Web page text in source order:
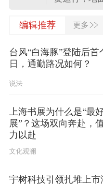
“白海豚”将
驾校抱团涨
国市场监管
“白海豚”疯
灾害防御Ⅳ
编辑推荐 更多 >>
台风“白海豚”登陆后首
日，通勤路况如何？
说法
上海书展为什么是“最
展”？这场双向奔赴，
力以赴
文化观澜
宇树科技引领扎堆上市